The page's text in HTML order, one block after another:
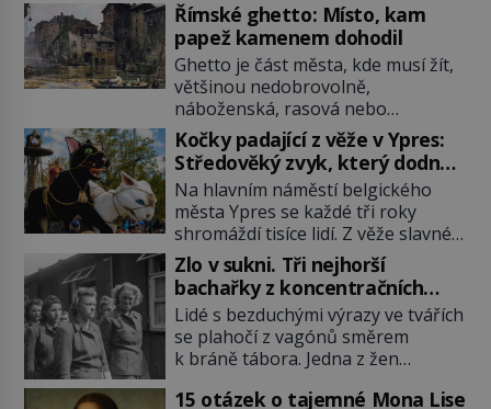
Římské ghetto: Místo, kam
papež kamenem dohodil
Ghetto je část města, kde musí žít,
většinou nedobrovolně,
náboženská, rasová nebo
národnostní menšina obyvatel.
Bohaté historické zkušenosti mají s
takovým životem Židé. Už od
středověku jsou totiž v každou
chvíli nuceni v nějakém žít. Mezi ty
nejslavnější patří i římské ghetto
založené v roce 1555. Pokud jde o
vztah k Židům, nemá se Řím čím
chlubit. […]
Kočky padající z věže v Ypres:
Středověký zvyk, který dodnes
budí rozpaky
Na hlavním náměstí belgického
města Ypres se každé tři roky
shromáždí tisíce lidí. Z věže slavné
tržnice létají do davu kočky, diváci
jásají a snaží se je chytit. Naštěstí
už nejde o živá zvířata, ale jenom o
plyšové suvenýry. Kdysi to ale bylo
jinak. Tato veselá podívaná
připomíná jeden z nejpodivnějších
a zároveň nejkrutějších zvyků […]
Zlo v sukni. Tři nejhorší
bachařky z koncentračních
táborů
Lidé s bezduchými výrazy ve tvářích
se plahočí z vagónů směrem
k bráně tábora. Jedna z žen
jejich oči se setkají. Místo soucitu
15 otázek o tajemné Mona Lise